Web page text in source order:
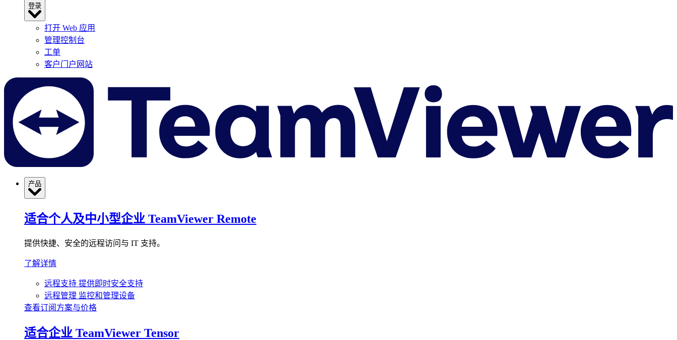
登录
打开 Web 应用
管理控制台
工单
客户门户网站
产品
适合个人及中小型企业 TeamViewer Remote
提供快捷、安全的远程访问与 IT 支持。
了解详情
远程支持 提供即时安全支持
远程管理 监控和管理设备
查看订阅方案与价格
适合企业 TeamViewer Tensor